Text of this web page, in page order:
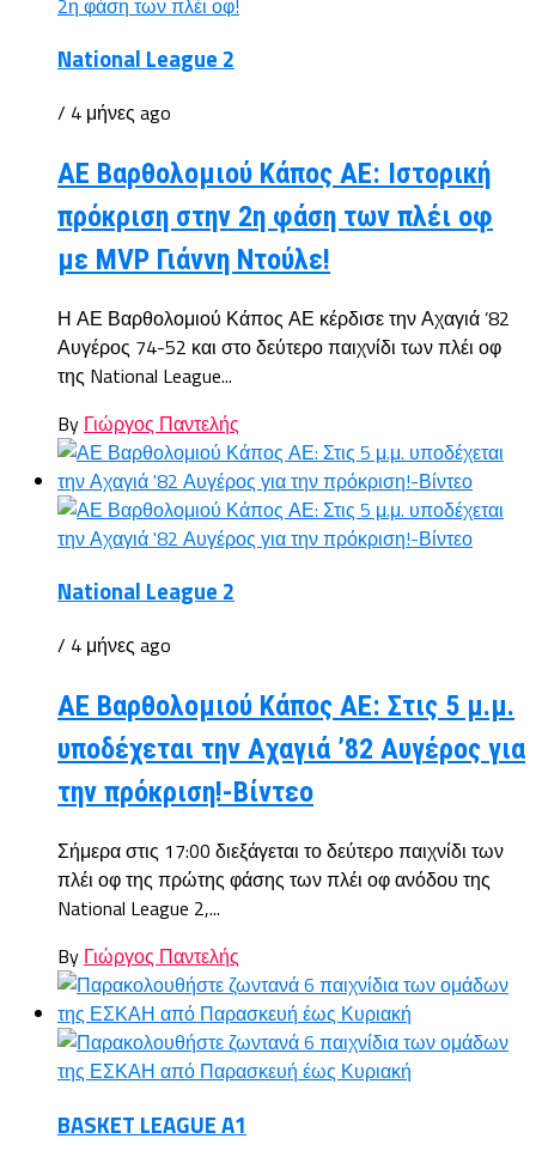
National League 2
/ 4 μήνες ago
ΑΕ Βαρθολομιού Κάπος ΑΕ: Ιστορική
πρόκριση στην 2η φάση των πλέι οφ
με MVP Γιάννη Ντούλε!
Η ΑΕ Βαρθολομιού Κάπος ΑΕ κέρδισε την Αχαγιά ’82
Αυγέρος 74-52 και στο δεύτερο παιχνίδι των πλέι οφ
της National League...
By Γιώργος Παντελής
National League 2
/ 4 μήνες ago
ΑΕ Βαρθολομιού Κάπος ΑΕ: Στις 5 μ.μ.
υποδέχεται την Αχαγιά ’82 Αυγέρος για
την πρόκριση!-Βίντεο
Σήμερα στις 17:00 διεξάγεται το δεύτερο παιχνίδι των
πλέι οφ της πρώτης φάσης των πλέι οφ ανόδου της
National League 2,...
By Γιώργος Παντελής
BASKET LEAGUE A1